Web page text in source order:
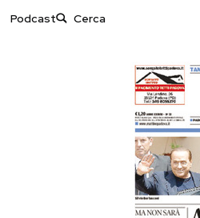
Podcast
Consumismi
Storie/Idee